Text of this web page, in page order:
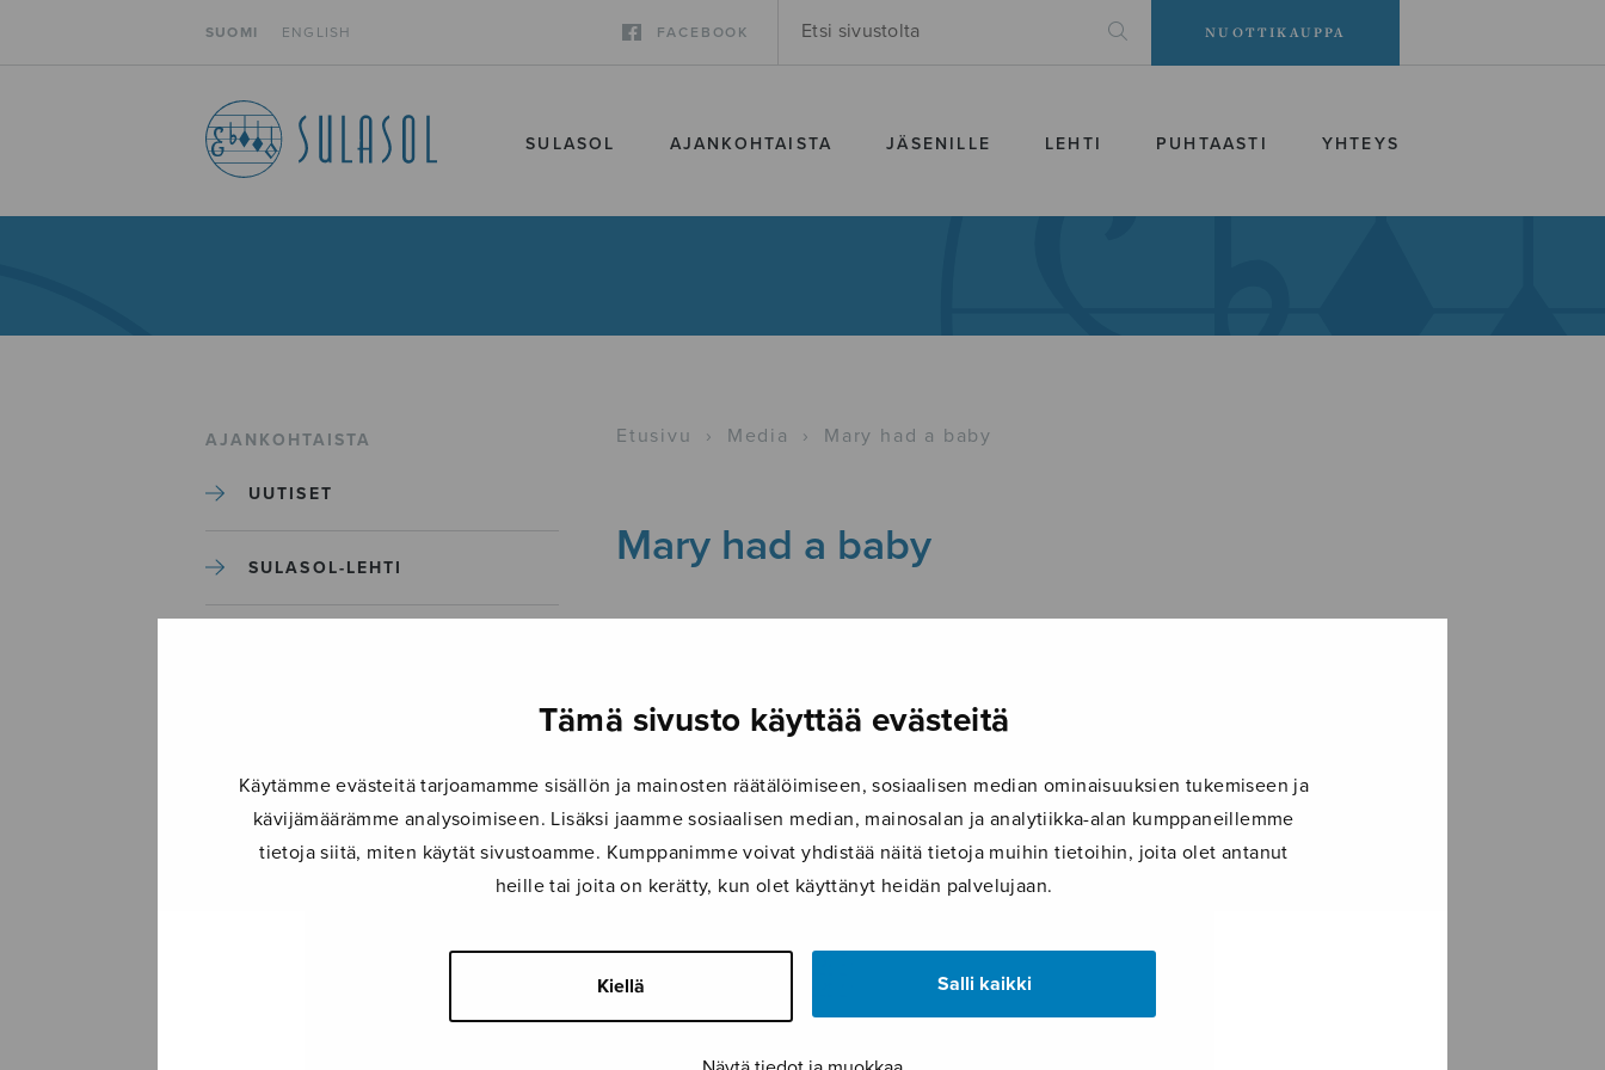
Tämä sivusto käyttää evästeitä
Käytämme evästeitä tarjoamamme sisällön ja mainosten räätälöimiseen, sosiaalisen median ominaisuuksien tukemiseen ja
kävijämäärämme analysoimiseen. Lisäksi jaamme sosiaalisen median, mainosalan ja analytiikka-alan kumppaneillemme
tietoja siitä, miten käytät sivustoamme. Kumppanimme voivat yhdistää näitä tietoja muihin tietoihin, joita olet antanut
heille tai joita on kerätty, kun olet käyttänyt heidän palvelujaan.
Kiellä Salli kaikki
SUOMI ENGLISH FACEBOOK NUOTTIKAUPPA
SULASOL AJANKOHTAISTA JÄSENILLE LEHTI PUHTAASTI YHTEYS
AJANKOHTAISTA
UUTISET
SULASOL-LEHTI
TAPAHTUMAT
ILMOITA TAPAHTUMA
Etusivu › Media › Mary had a baby
Mary had a baby